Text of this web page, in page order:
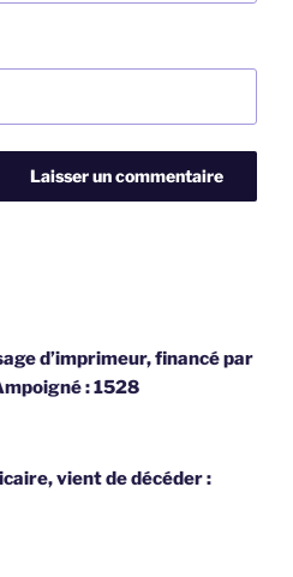
d’imprimeur, financé par
: 1528
vient de décéder :